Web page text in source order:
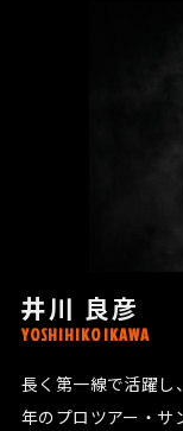
井川 良彦
YOSHIHIKO IKAWA
長く第一線で活躍
年のプロツアー・サ